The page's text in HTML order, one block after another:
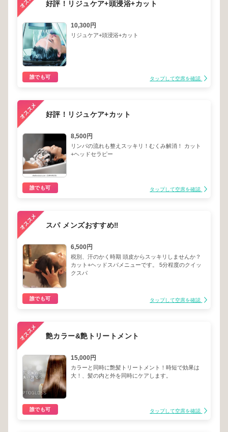
好評！リジュケア+頭浸浴+カット
10,300円
リジュケア+頭浸浴+カット
誰でも可 タップして空席を確認
好評！リジュケア+カット
8,500円
リンパの流れも整えスッキリ！むくみ解消！ カット
+ヘッドセラピー
誰でも可 タップして空席を確認
スパ メンズおすすめ‼️
6,500円
税別、汗のかく時期 頭皮からスッキリしませんか？
カット+ヘッドスパメニューです。 5分程度のクイッ
クスパ
誰でも可 タップして空席を確認
艶カラー&艶トリートメント
15,000円
カラーと同時に艶髪トリートメント！時短で効果は
大！、髪の内と外を同時にケアします。
誰でも可 タップして空席を確認